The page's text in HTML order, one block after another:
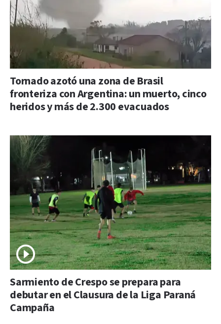
Tornado azotó una zona de Brasil
fronteriza con Argentina: un muerto, cinco
heridos y más de 2.300 evacuados
Sarmiento de Crespo se prepara para
debutar en el Clausura de la Liga Paraná
Campaña